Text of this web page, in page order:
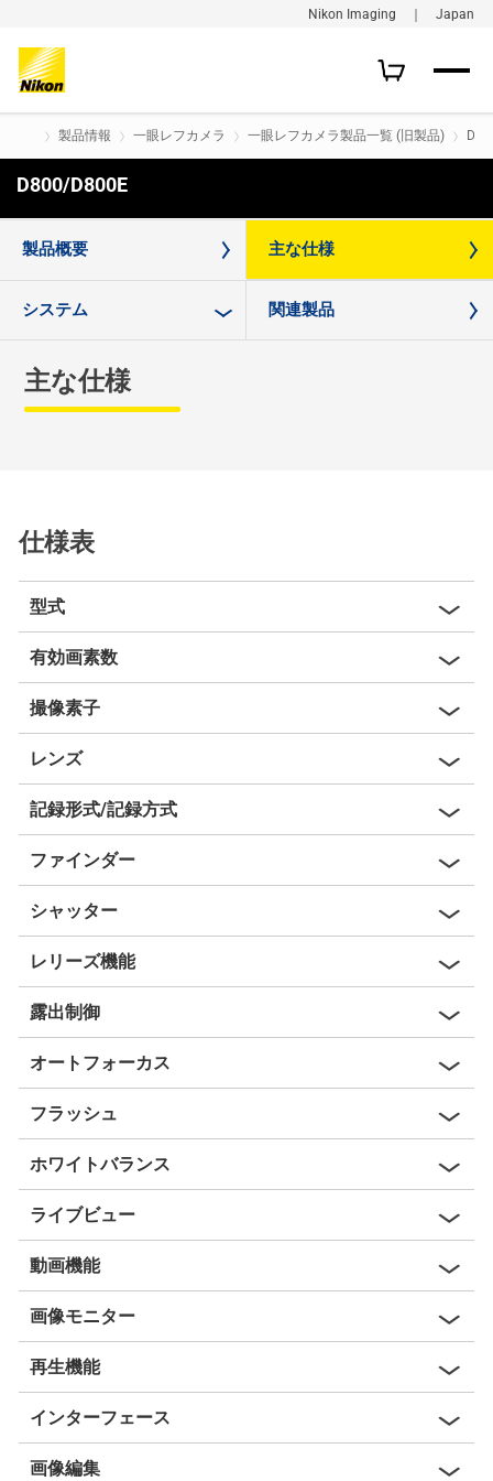
Nikon Imaging ｜ Japan
製品情報 一眼レフカメラ 一眼レフカメラ製品一覧 (旧製品)
D800/D800E
製品概要 主な仕様
システム 関連製品
主な仕様
仕様表
型式
有効画素数
撮像素子
レンズ
記録形式/記録方式
ファインダー
シャッター
レリーズ機能
露出制御
オートフォーカス
フラッシュ
ホワイトバランス
ライブビュー
動画機能
画像モニター
再生機能
インターフェース
画像編集